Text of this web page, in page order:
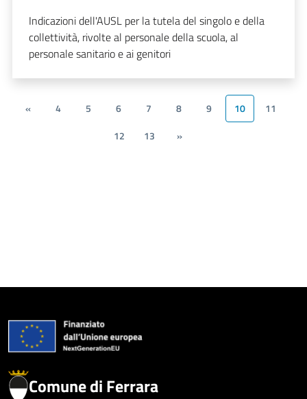
Indicazioni dell'AUSL per la tutela del singolo e della
collettività, rivolte al personale della scuola, al
personale sanitario e ai genitori
« 4 5 6 7 8 9 10
11
12
13 »
Comune di Ferrara